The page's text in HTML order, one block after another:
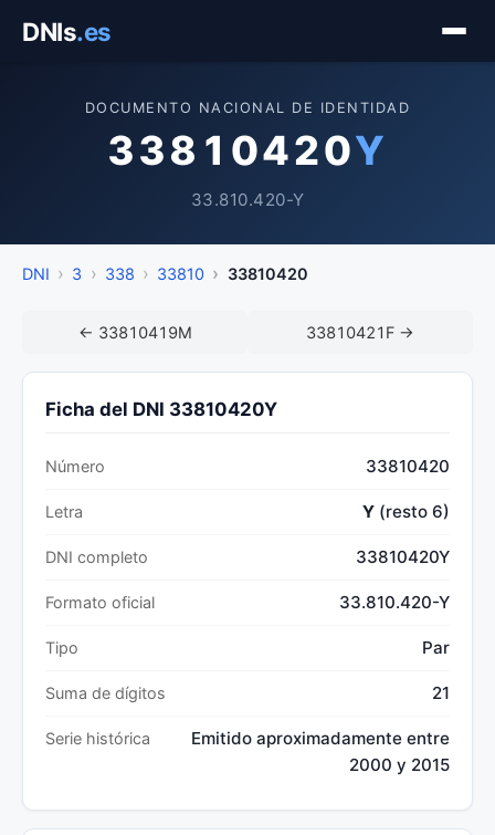
DNIs.es
DOCUMENTO NACIONAL DE IDENTIDAD
33810420Y
33.810.420-Y
DNI 3 338 33810 33810420
← 33810419M 33810421F →
Ficha del DNI 33810420Y
Número 33810420
Letra Y (resto 6)
DNI completo 33810420Y
Formato oficial 33.810.420-Y
Tipo Par
Suma de dígitos 21
Serie histórica
Emitido aproximadamente entre
2000 y 2015